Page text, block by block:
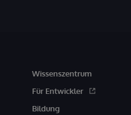
Wissenszentrum
Für Entwickler
Bildung